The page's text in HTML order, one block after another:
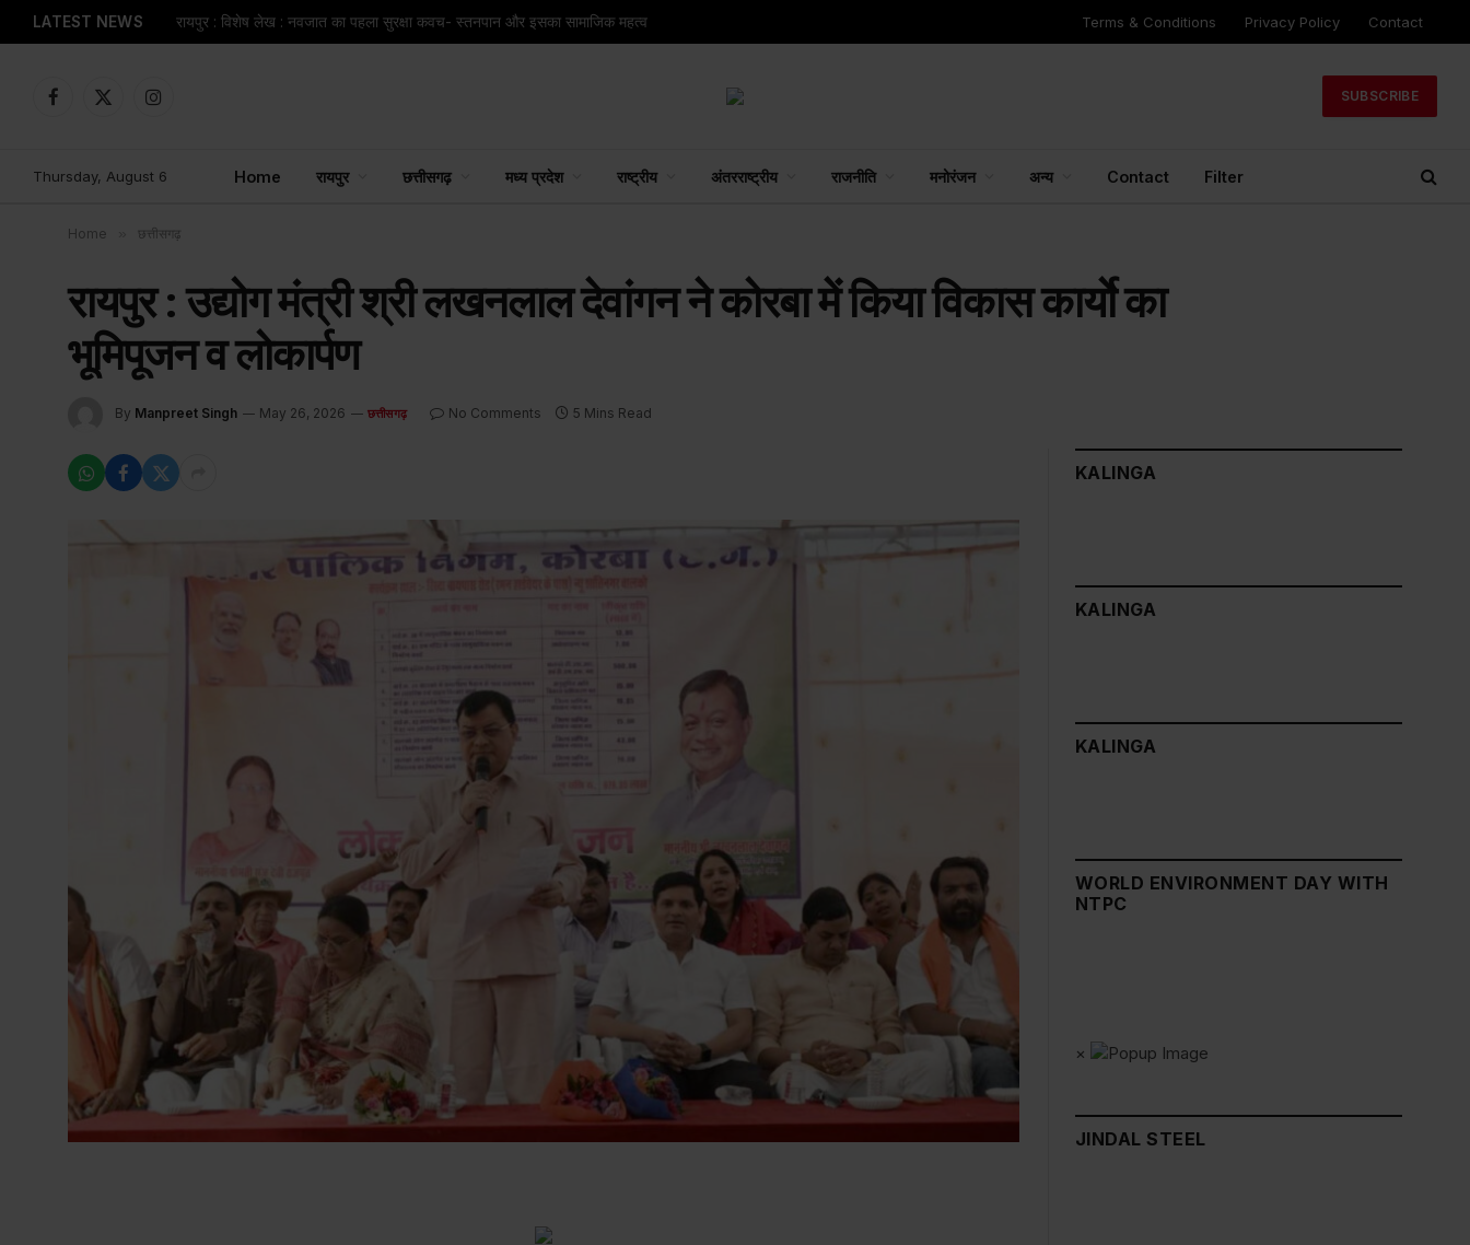
LATEST NEWS रायपुर : विशेष लेख : नवजात का पहला सुरक्षा कवच- स्तनपान और इसका सामाजिक महत्व Terms & Conditions Privacy Policy Contact
Facebook
X
Instagram
SUBSCRIBE
Thursday, August 6 Home रायपुर छत्तीसगढ़ मध्य प्रदेश राष्ट्रीय अंतरराष्ट्रीय राजनीति मनोरंजन अन्य Contact Filter
Home छत्तीसगढ़
रायपुर : उद्योग मंत्री श्री लखनलाल देवांगन ने कोरबा में किया विकास कार्याे का
भूमिपूजन व लोकार्पण
By Manpreet Singh May 26, 2026 छत्तीसगढ़ No Comments 5 Mins Read
KALINGA
KALINGA
KALINGA
WORLD ENVIRONMENT DAY WITH
NTPC
×
JINDAL STEEL